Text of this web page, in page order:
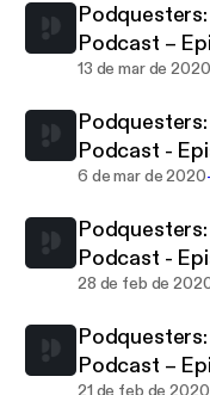
Podcast –
Lokenon
13 de mar de 2020
Podcast -
6 de mar de 2020
Podcast -
28 de feb de
Podcast –
21 de feb de 2020